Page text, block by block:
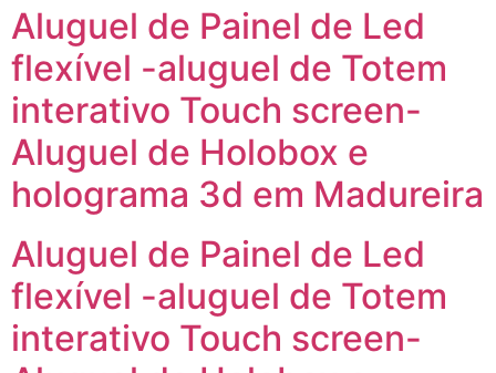
Aluguel de Painel de Led
flexível -aluguel de Totem
interativo Touch screen-
Aluguel de Holobox e
holograma 3d em Madureira
Aluguel de Painel de Led
flexível -aluguel de Totem
interativo Touch screen-